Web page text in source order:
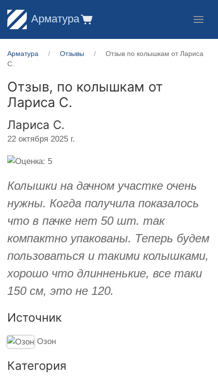
Арматура
Арматура Отзывы
Отзыв по колышкам от Лариса
С.
Отзыв, по колышкам от
Лариса С.
Лариса С.
22 октября 2025 г.
Колышки на дачном участке очень
нужны. Когда получила показалось
что в пачке нет 50 шт. так
компактно упакованы. Теперь будем
пользоваться и такими колышками,
хорошо что длинненькие, все таки
150 см, это не 120.
Источник
Озон
Категория